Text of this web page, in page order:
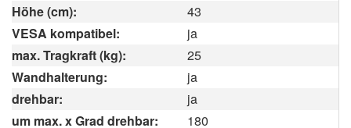
Höhe (cm):
43
VESA kompatibel:
ja
max. Tragkraft (kg):
25
Wandhalterung:
ja
drehbar:
ja
um max. x Grad drehbar:
180